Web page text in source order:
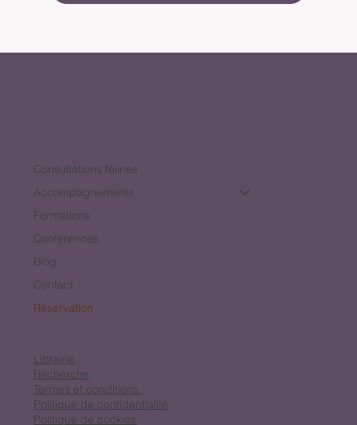
Consultations félines
Accompagnements
Formations
Conférences
Blog
Contact
Réservation
Librairie
Recherche
Termes et conditions
Politique de confidentialité
Politique de cookies